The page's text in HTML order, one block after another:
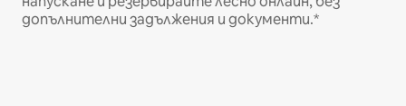
допълнителни задължения и документи.*